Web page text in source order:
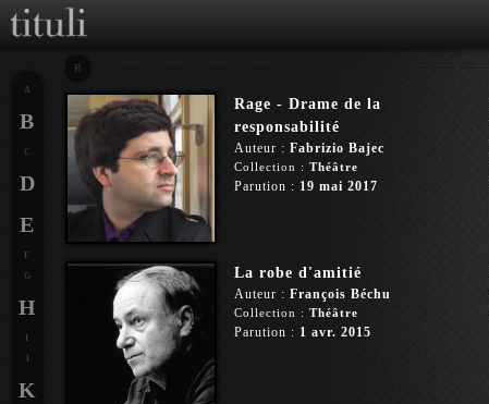
B
Rage - Drame de la
responsabilité
Auteur : Fabrizio Bajec
Collection : Théâtre
Parution : 19 mai 2017
La robe d'amitié
Auteur : François Béchu
Collection : Théâtre
Parution : 1 avr. 2015
A
B
C
D
E
F
G
H
K